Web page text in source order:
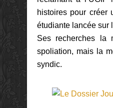
histoires pour créer
étudiante lancée sur
Ses recherches la
spoliation, mais la
syndic.